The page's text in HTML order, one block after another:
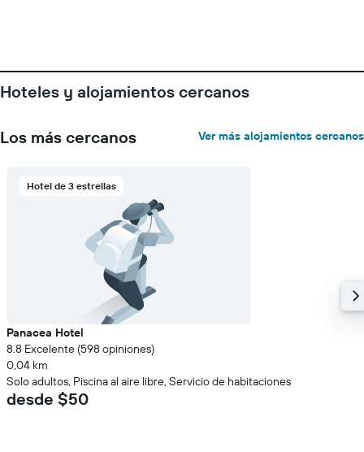
de
una
habitación
Hoteles y alojamientos cercanos
Los más cercanos Ver más alojamientos cercanos
Hotel de 3 estrellas
Panacea Hotel
8.8 Excelente (598 opiniones)
0,04 km
Solo adultos, Piscina al aire libre, Servicio de habitaciones
desde $50